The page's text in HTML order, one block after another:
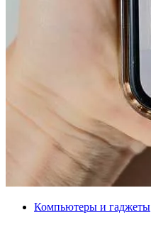
Компьютеры и гаджеты